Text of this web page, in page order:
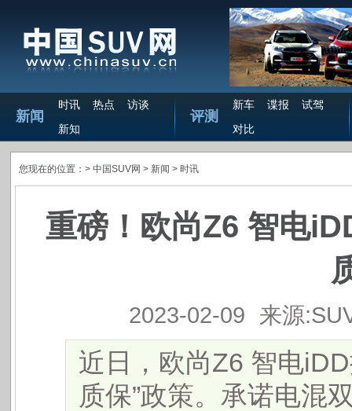
新闻
时讯 热点
访谈
新知
评测
新车 谍报
试驾
对比
您现在的位置：> 中国SUV网 > 新闻 > 时讯
重磅！欧尚Z6 智电
2023-02-09 来源
近日，欧尚Z6 智电
质保”政策。承诺电混